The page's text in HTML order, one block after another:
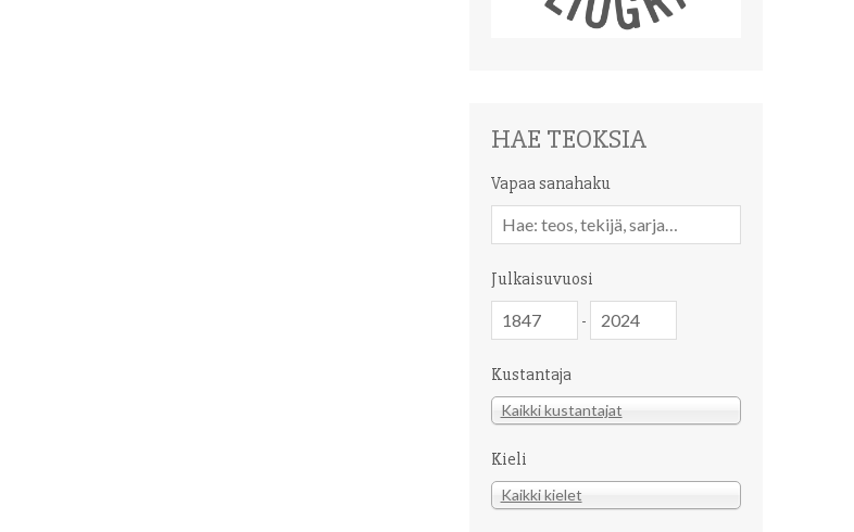
HAE TEOKSIA
Vapaa sanahaku
sanahaku
Julkaisuvuosi
-
Kustantaja
Kustantaja
Kaikki kustantajat
Kieli
Kieli
Kaikki kielet